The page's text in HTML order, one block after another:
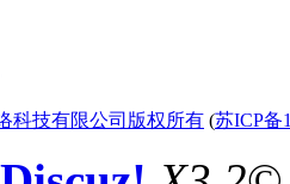
技有限公司版权所有 (苏ICP备